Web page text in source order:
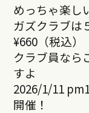
めっちゃ楽し
ガズクラブは
¥660（税込）
クラブ員なら
すよ
2026/1/11
開催！